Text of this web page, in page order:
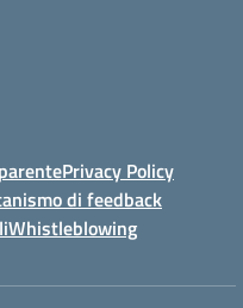
Privacy Policy
di feedback
Whistleblowing